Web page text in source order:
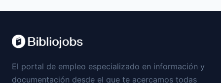
El portal de empleo especializado en información y
documentación desde el que te acercamos todas